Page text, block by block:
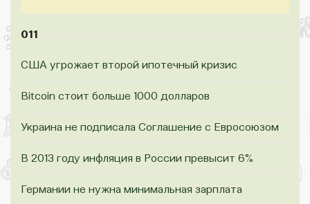
011
США угрожает второй ипотечный кризис
Bitcoin стоит больше 1000 долларов
Украина не подписала Соглашение с Евросоюзом
В 2013 году инфляция в России превысит 6%
Германии не нужна минимальная зарплата